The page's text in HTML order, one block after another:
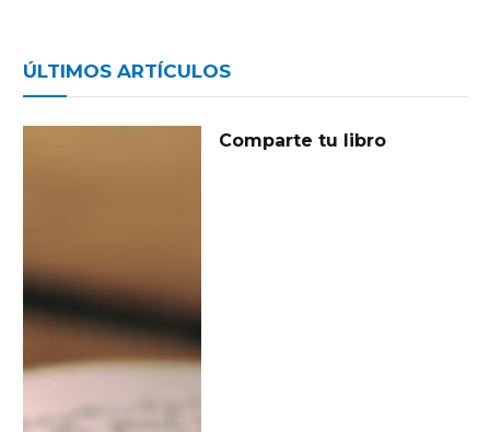
ÚLTIMOS ARTÍCULOS
Comparte tu libro